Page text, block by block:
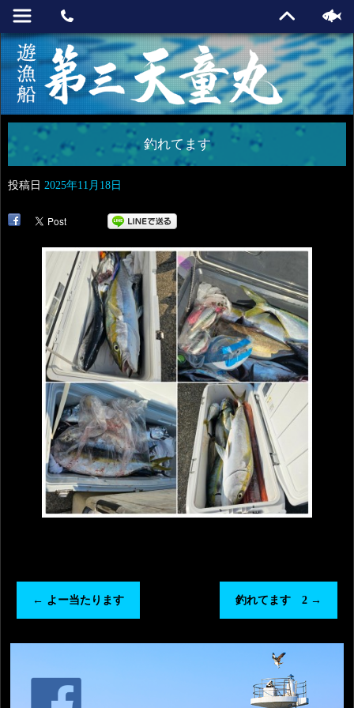
釣れてます
投稿日 2025年11月18日
← よー当たります 釣れてます 2 →